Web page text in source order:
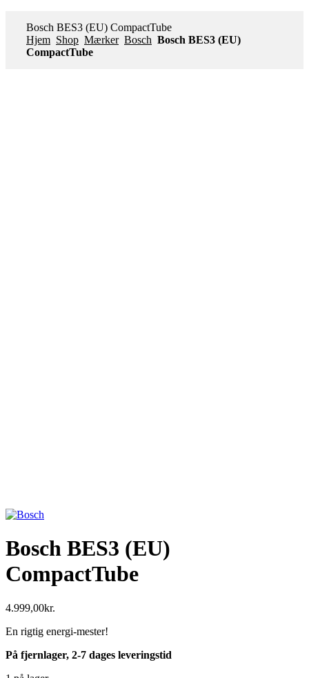
Bosch BES3 (EU) CompactTube
Hjem Shop Mærker Bosch Bosch BES3 (EU)
CompactTube
Bosch BES3 (EU)
CompactTube
4.999,00kr.
En rigtig energi-mester!
På fjernlager, 2-7 dages leveringstid